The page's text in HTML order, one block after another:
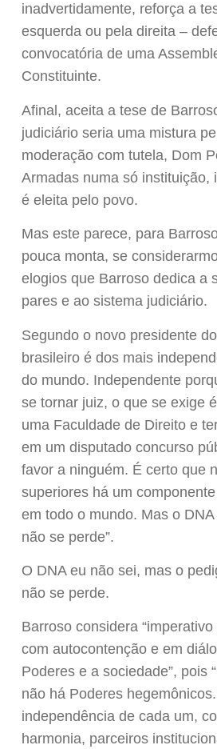
inadvertidamente, reforça a
esquerda ou pela direita –
convocatória de uma
Constituinte.
Afinal, aceita a tese de
judiciário seria uma mistura
moderação com tutela, Dom
Armadas numa só instituição,
é eleita pelo povo.
Mas este parece, para
pouca monta, se
elogios que Barroso dedica a
pares e ao sistema judiciário.
Segundo o novo presidente
brasileiro é dos mais
do mundo. Independente
se tornar juiz, o que se exige
uma Faculdade de Direito e
em um disputado concurso
favor a ninguém. É certo que
superiores há um
em todo o mundo. Mas o
não se perde”.
O DNA eu não sei, mas o
não se perde.
Barroso considera
com autocontenção e em
Poderes e a sociedade”, pois
não há Poderes
independência de cada um,
harmonia, parceiros